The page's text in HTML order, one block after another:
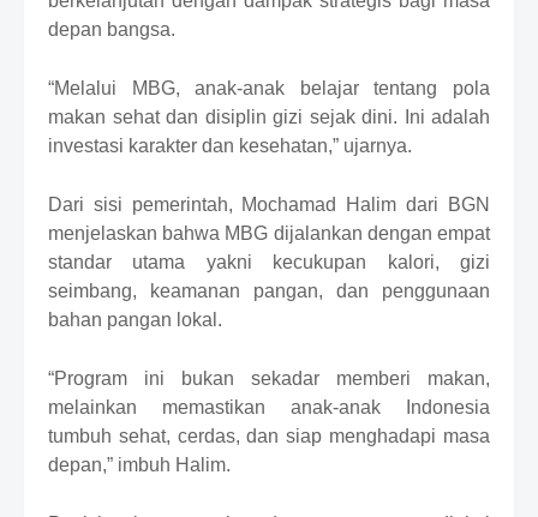
depan bangsa.
“Melalui MBG, anak-anak belajar tentang pola
makan sehat dan disiplin gizi sejak dini. Ini adalah
investasi karakter dan kesehatan,” ujarnya.
Dari sisi pemerintah, Mochamad Halim dari BGN
menjelaskan bahwa MBG dijalankan dengan empat
standar utama yakni
kecukupan kalori, gizi
seimbang, keamanan pangan, dan penggunaan
bahan pangan lokal.
“Program ini bukan sekadar memberi makan,
melainkan memastikan anak-anak Indonesia
tumbuh sehat, cerdas, dan siap menghadapi masa
depan,” imbuh Halim.